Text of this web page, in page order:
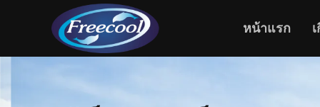
หน้าแรก